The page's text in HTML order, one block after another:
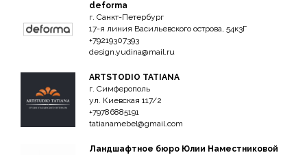
deforma
г. Санкт-Петербург
17-я линия Васильевского острова, 54к3Г
+79219307393
design.yudina@mail.ru
ARTSTODIO TATIANA
г. Симферополь
ул. Киевская 117/2
‪+79786885191
tatianamebel@gmail.com
Ландшафтное бюро Юлии Наместниковой